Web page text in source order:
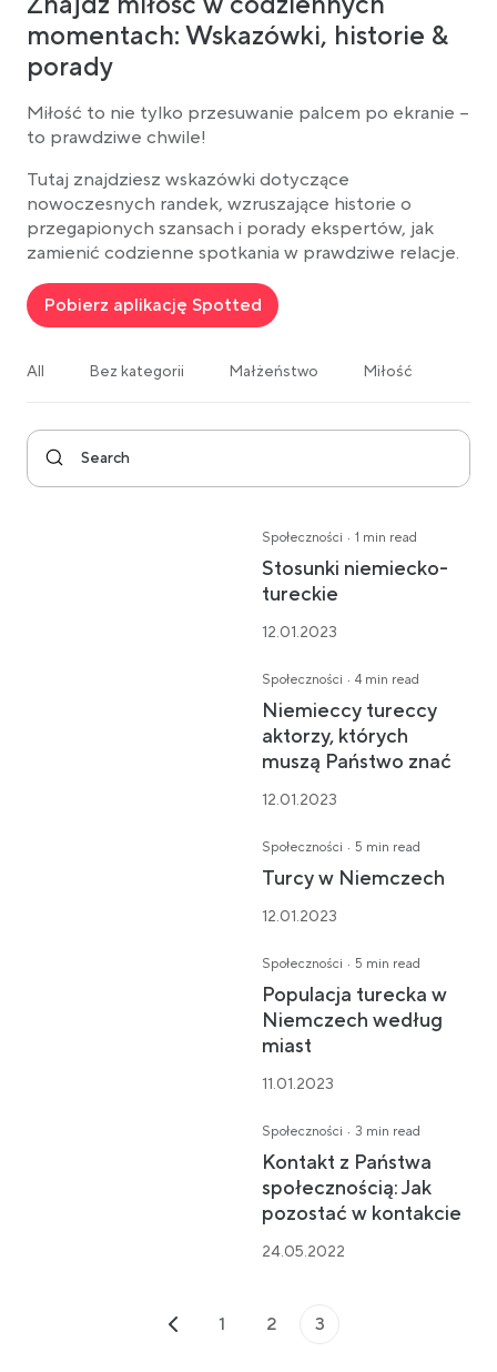
momentach: Wskazówki, historie &
porady
Miłość to nie tylko przesuwanie palcem po ekranie –
to prawdziwe chwile!
Tutaj znajdziesz wskazówki dotyczące
nowoczesnych randek, wzruszające historie o
przegapionych szansach i porady ekspertów, jak
zamienić codzienne spotkania w prawdziwe relacje.
Pobierz aplikację Spotted
All Bez kategorii Małżeństwo Miłość
Społeczności · 1 min read
Stosunki niemiecko-
tureckie
12.01.2023
Społeczności · 4 min read
Niemieccy tureccy
aktorzy, których
muszą Państwo znać
12.01.2023
Społeczności · 5 min read
Turcy w Niemczech
12.01.2023
Społeczności · 5 min read
Populacja turecka w
Niemczech według
miast
11.01.2023
Społeczności · 3 min read
Kontakt z Państwa
społecznością: Jak
pozostać w kontakcie
24.05.2022
1 2 3